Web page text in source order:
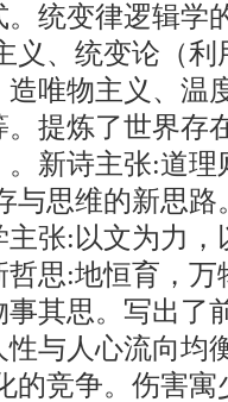
统变律逻辑学
义、统变论（
唯物主义、温
提炼了世界存
新诗主张:道
与思维的新思
张:以文为力
思:地恒育，
其思。写出了
与人心流向均
的竞争。伤害